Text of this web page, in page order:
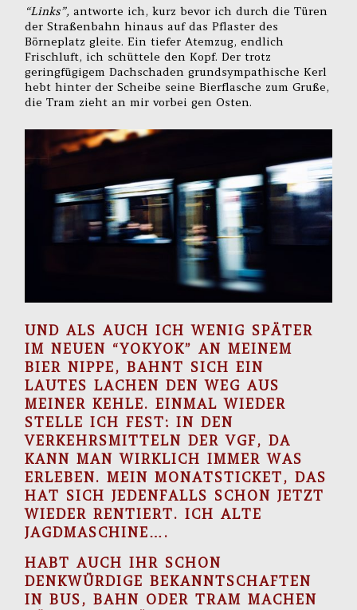
“Links”,antworte ich, kurz bevor ich durch die Türen
der Straßenbahn hinaus auf das Pflaster des
Börneplatz gleite. Ein tiefer Atemzug, endlich
Frischluft, ich schüttele den Kopf. Der trotz
geringfügigem Dachschaden grundsympathische Kerl
hebt hinter der Scheibe seine Bierflasche zum Gruße,
die Tram zieht an mir vorbei gen Osten.
UND ALS AUCH ICH WENIG SPÄTER
IM NEUEN “YOKYOK” AN MEINEM
BIER NIPPE, BAHNT SICH EIN
LAUTES LACHEN DEN WEG AUS
MEINER KEHLE. EINMAL WIEDER
STELLE ICH FEST: IN DEN
VERKEHRSMITTELN DER VGF, DA
KANN MAN WIRKLICH IMMER WAS
ERLEBEN. MEIN MONATSTICKET, DAS
HAT SICH JEDENFALLS SCHON JETZT
WIEDER RENTIERT. ICH ALTE
JAGDMASCHINE….
HABT AUCH IHR SCHON
DENKWÜRDIGE BEKANNTSCHAFTEN
IN BUS, BAHN ODER TRAM MACHEN